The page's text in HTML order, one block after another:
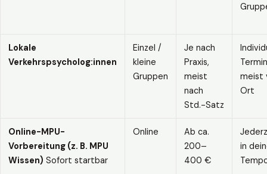
Lokale
Verkehrspsycholog:innen
Einzel /
kleine
Gruppen
Je nach
Praxis,
meist
nach
Std.-Satz
meist
Ort
Online-MPU-
Vorbereitung (z. B. MPU
Wissen) Sofort startbar
Online
Ab ca.
200–
400 €
in